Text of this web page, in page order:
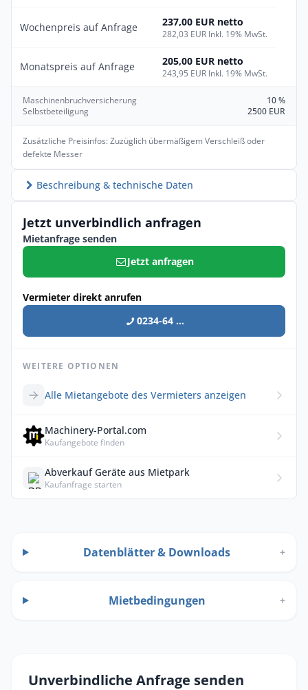
Wochenpreis auf Anfrage 237,00 EUR netto
282,03 EUR Inkl. 19% MwSt.
Monatspreis auf Anfrage 205,00 EUR netto
243,95 EUR Inkl. 19% MwSt.
Maschinenbruchversicherung
10 %
Selbstbeteiligung
2500 EUR
Zusätzliche Preisinfos: Zuzüglich übermäßigem Verschleiß oder
defekte Messer
Beschreibung & technische Daten
Jetzt unverbindlich anfragen
Mietanfrage senden
Jetzt anfragen
Vermieter direkt anrufen
0234-64 ...
WEITERE OPTIONEN
Alle Mietangebote des Vermieters anzeigen
Machinery-Portal.com
Kaufangebote finden
Abverkauf Geräte aus Mietpark
Kaufanfrage starten
Datenblätter & Downloads +
Mietbedingungen +
Unverbindliche Anfrage senden